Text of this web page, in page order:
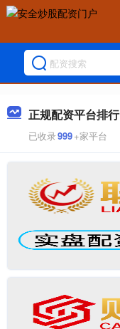
正规配资平台排行
已收录999+家平台